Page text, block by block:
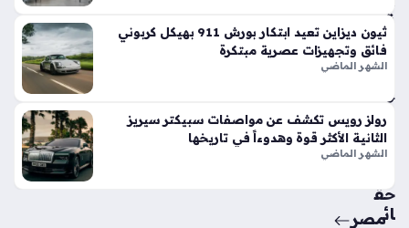
ة
منذ
أسب
وع
واح
حق
ائ
ثيون ديزاين تعيد ابتكار بورش 911 بهيكل كربوني
فائق وتجهيزات عصرية مبتكرة
الشهر الماضي
رولز رويس تكشف عن مواصفات سبيكتر سيريز
الثانية الأكثر قوة وهدوءاً في تاريخها
الشهر الماضي
مصر